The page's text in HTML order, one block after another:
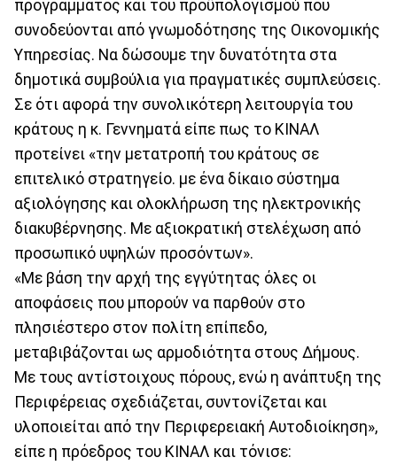
προγράμματος και του προϋπολογισμού που
συνοδεύονται από γνωμοδότησης της Οικονομικής
Υπηρεσίας. Να δώσουμε την δυνατότητα στα
δημοτικά συμβούλια για πραγματικές συμπλεύσεις.
Σε ότι αφορά την συνολικότερη λειτουργία του
κράτους η κ. Γεννηματά είπε πως το ΚΙΝΑΛ
προτείνει «την μετατροπή του κράτους σε
επιτελικό στρατηγείο. με ένα δίκαιο σύστημα
αξιολόγησης και ολοκλήρωση της ηλεκτρονικής
διακυβέρνησης. Με αξιοκρατική στελέχωση από
προσωπικό υψηλών προσόντων».
«Με βάση την αρχή της εγγύτητας όλες οι
αποφάσεις που μπορούν να παρθούν στο
πλησιέστερο στον πολίτη επίπεδο,
μεταβιβάζονται ως αρμοδιότητα στους Δήμους.
Με τους αντίστοιχους πόρους, ενώ η ανάπτυξη της
Περιφέρειας σχεδιάζεται, συντονίζεται και
υλοποιείται από την Περιφερειακή Αυτοδιοίκηση»,
είπε η πρόεδρος του ΚΙΝΑΛ και τόνισε: